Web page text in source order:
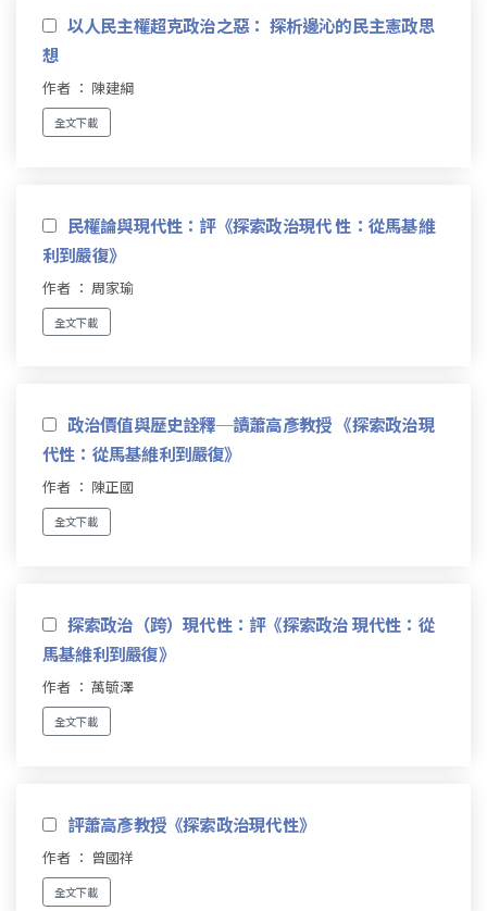
以人民主權超克政治之惡： 探析邊沁的民主憲政思
想
作者 ： 陳建綱
全文下載
民權論與現代性：評《探索政治現代 性：從馬基維
利到嚴復》
作者 ： 周家瑜
全文下載
政治價值與歷史詮釋─讀蕭高彥教授 《探索政治現
代性：從馬基維利到嚴復》
作者 ： 陳正國
全文下載
探索政治（跨）現代性：評《探索政治 現代性：從
馬基維利到嚴復》
作者 ： 萬毓澤
全文下載
評蕭高彥教授《探索政治現代性》
作者 ： 曾國祥
全文下載